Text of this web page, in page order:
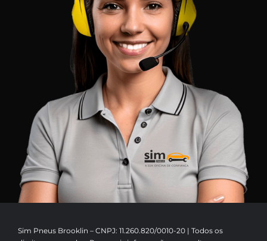
Sim Pneus Brooklin – CNPJ: 11.260.820/0010-20 | Todos os